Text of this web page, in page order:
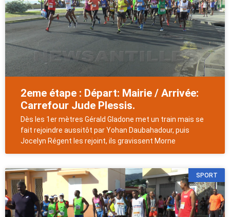
2eme étape : Départ: Mairie / Arrivée:
Carrefour Jude Plessis.
Dès les 1er mètres Gérald Gladone met un train mais se
fait rejoindre aussitôt par Yohan Daubahadour, puis
Jocelyn Régent les rejoint, ils gravissent Morne
SPORT